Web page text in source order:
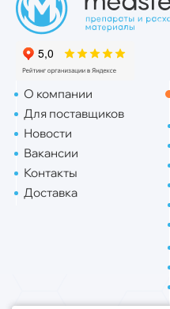
О компании
Для поставщиков
Новости
Вакансии
Контакты
Доставка